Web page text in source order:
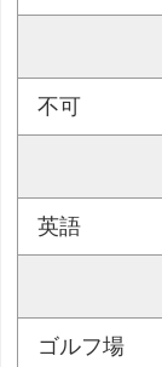
不可
英語
ゴルフ場